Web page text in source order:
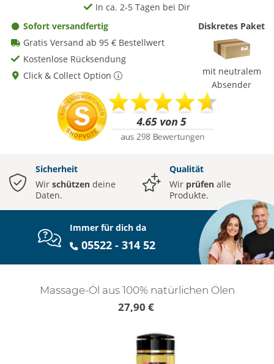
In ca. 2-5 Tagen bei Dir
Sofort versandfertig
Gratis Versand ab 95 € Bestellwert
Kostenlose Rücksendung
Click & Collect Option
Diskretes Paket
mit neutralem
Absender
Sicherheit
Wir schützen deine
Daten.
Qualität
Wir prüfen alle
Produkte.
Immer für dich da
05522 - 314 52
Massage-Öl aus 100% natürlichen Ölen
27,90 €